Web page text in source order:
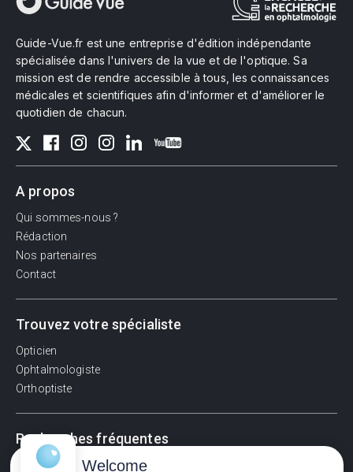
Guide-Vue.fr est une entreprise d'édition indépendante
spécialisée dans l'univers de la vue et de l'optique. Sa
mission est de rendre accessible à tous, les connaissances
médicales et scientifiques afin d'informer et d'améliorer le
quotidien de chacun.
A propos
Qui sommes-nous ?
Rédaction
Nos partenaires
Contact
Trouvez votre spécialiste
Opticien
Ophtalmologiste
Orthoptiste
Recherches fréquentes
Pathologies adultes
Welcome